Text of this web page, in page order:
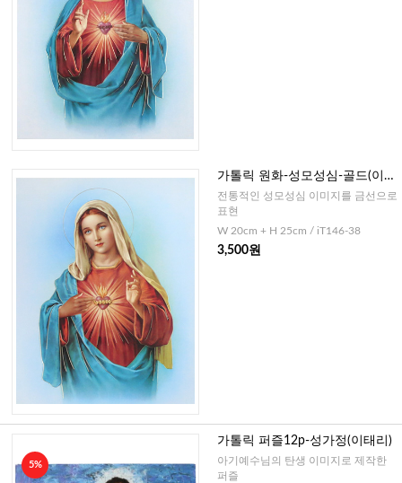
가톨릭 원화-성모성심-골드(이태
리) 25cm
전통적인 성모성심 이미지를 금선으로
표현
W 20cm + H 25cm / iT146-38
3,500원
5%
가톨릭 퍼즐12p-성가정(이태리)
아기예수님의 탄생 이미지로 제작한
퍼즐